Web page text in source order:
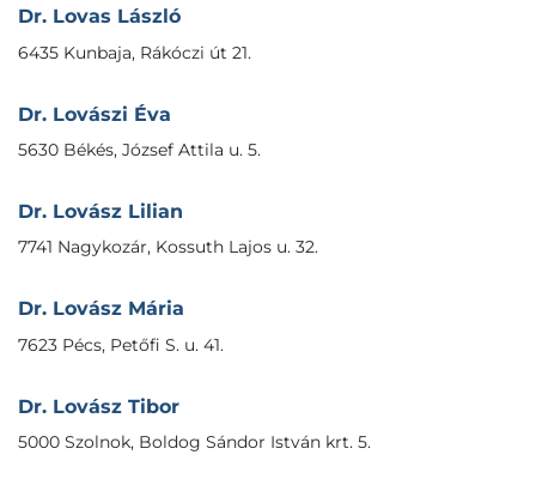
Dr. Lovas László
6435 Kunbaja, Rákóczi út 21.
Dr. Lovászi Éva
5630 Békés, József Attila u. 5.
Dr. Lovász Lilian
7741 Nagykozár, Kossuth Lajos u. 32.
Dr. Lovász Mária
7623 Pécs, Petőfi S. u. 41.
Dr. Lovász Tibor
5000 Szolnok, Boldog Sándor István krt. 5.